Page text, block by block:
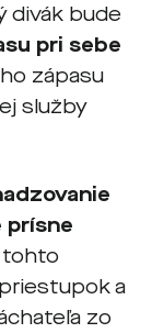
divák bude
pri sebe
zápasu
služby
prísne
tohto
a
zo